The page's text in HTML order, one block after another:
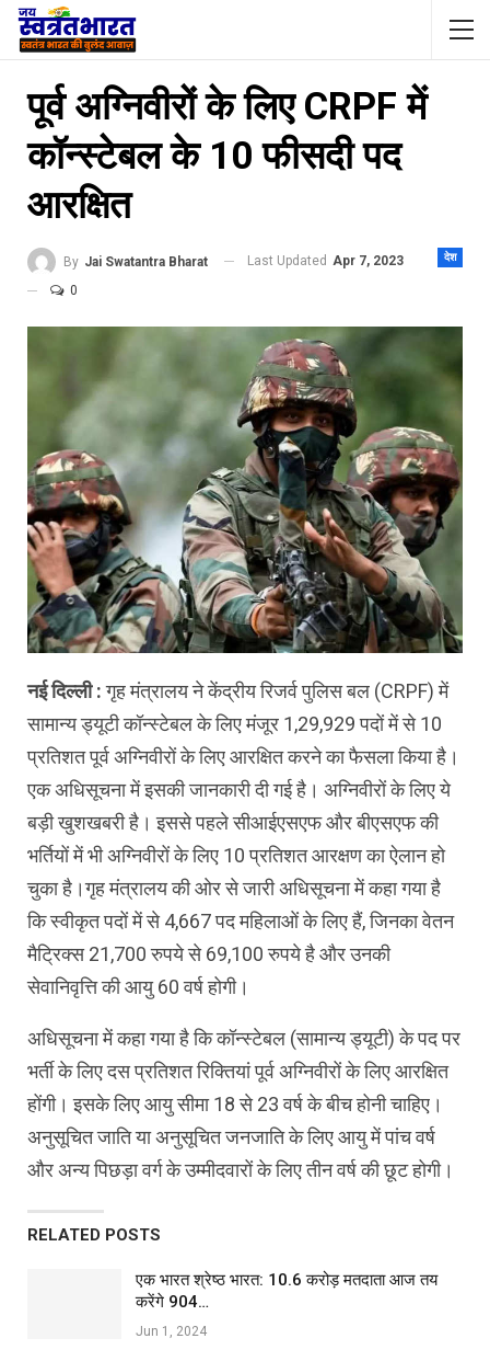
पूर्व अग्निवीरों के लिए CRPF में
कॉन्स्टेबल के 10 फीसदी पद
आरक्षित
देश
By Jai Swatantra Bharat Last Updated Apr 7, 2023
0
नई दिल्ली :गृह मंत्रालय ने केंद्रीय रिजर्व पुलिस बल (CRPF) में
सामान्य ड्यूटी कॉन्स्टेबल के लिए मंजूर 1,29,929 पदों में से 10
प्रतिशत पूर्व अग्निवीरों के लिए आरक्षित करने का फैसला किया है।
एक अधिसूचना में इसकी जानकारी दी गई है। अग्निवीरों के लिए ये
बड़ी खुशखबरी है। इससे पहले सीआईएसएफ और बीएसएफ की
भर्तियों में भी अग्निवीरों के लिए 10 प्रतिशत आरक्षण का ऐलान हो
चुका है।गृह मंत्रालय की ओर से जारी अधिसूचना में कहा गया है
कि स्वीकृत पदों में से 4,667 पद महिलाओं के लिए हैं, जिनका वेतन
मैट्रिक्स 21,700 रुपये से 69,100 रुपये है और उनकी
सेवानिवृत्ति की आयु 60 वर्ष होगी।
अधिसूचना में कहा गया है कि कॉन्स्टेबल (सामान्य ड्यूटी) के पद पर
भर्ती के लिए दस प्रतिशत रिक्तियां पूर्व अग्निवीरों के लिए आरक्षित
होंगी। इसके लिए आयु सीमा 18 से 23 वर्ष के बीच होनी चाहिए।
अनुसूचित जाति या अनुसूचित जनजाति के लिए आयु में पांच वर्ष
और अन्य पिछड़ा वर्ग के उम्मीदवारों के लिए तीन वर्ष की छूट होगी।
RELATED POSTS
एक भारत श्रेष्ठ भारत: 10.6 करोड़ मतदाता आज तय
करेंगे 904…
Jun 1, 2024